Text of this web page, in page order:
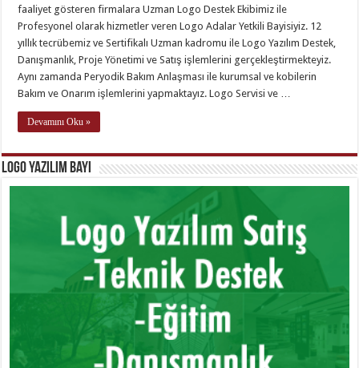
faaliyet gösteren firmalara Uzman Logo Destek Ekibimiz ile
Profesyonel olarak hizmetler veren Logo Adalar Yetkili Bayisiyiz. 12
yıllık tecrübemiz ve Sertifikalı Uzman kadromu ile Logo Yazılım Destek,
Danışmanlık, Proje Yönetimi ve Satış işlemlerini gerçekleştirmekteyiz.
Aynı zamanda Peryodik Bakım Anlaşması ile kurumsal ve kobilerin
Bakım ve Onarım işlemlerini yapmaktayız. Logo Servisi ve …
Devamını Oku »
Logo Yazılım Bayi